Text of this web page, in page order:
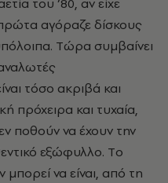
αγόραζε δίσκους
Tώρα συμβαίνει
τόσο ακριβά και
πρόχειρα και τυχαία,
ποθούν να έχουν την
εξώφυλλο. Tο
μπορεί να είναι, από τη